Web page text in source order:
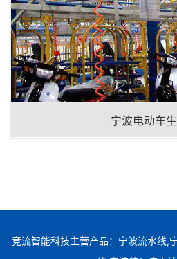
宁波电动车
竞流智能科技主营产品：宁波流水线,